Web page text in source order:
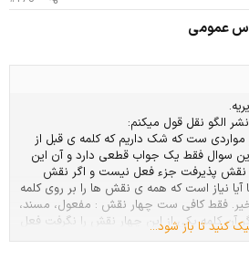
عمومی
الگو نقل قول میکنم:
ست که شک داریم که کلمه ی قبل از
سوال فقط یک جواب قطعی دارد و آن این
نقش پذیرفت جزء فعل نیست و اگر نقش
نیاز است که همه ی نقش ها را بر روی کلمه
فقط کافی ست چهار نقش : مفعول، مسند،
آن کلمه یکی از این چهار نقش را نگرفت فعل
کنید تا باز شود...